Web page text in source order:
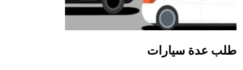
طلب عدة سيارات